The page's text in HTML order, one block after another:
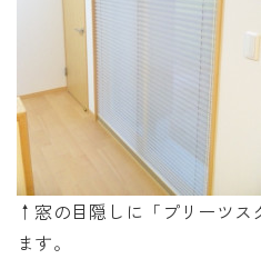
↑窓の目隠しに「プリーツス
ます。